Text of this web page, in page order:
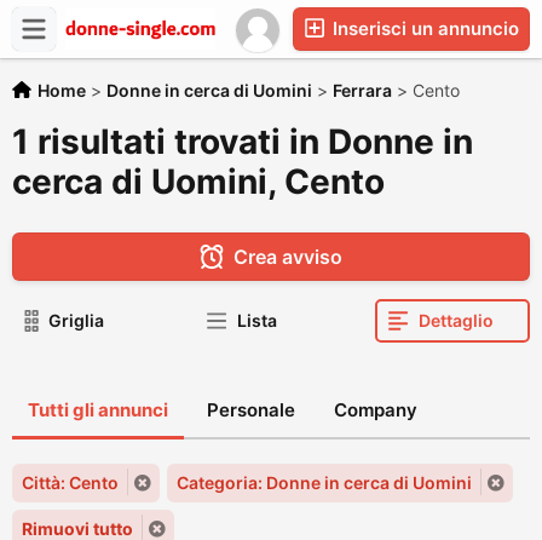
Inserisci un annuncio
Home > Donne in cerca di Uomini > Ferrara > Cento
1 risultati trovati in Donne in
cerca di Uomini, Cento
Crea avviso
Griglia Lista Dettaglio
Tutti gli annunci Personale Company
Città: Cento Categoria: Donne in cerca di Uomini
Rimuovi tutto